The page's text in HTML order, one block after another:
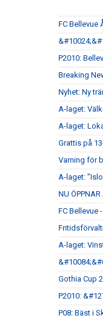
FC Bellevue
P2010:
Breaking
Nyhet: Ny
A-laget:
A-laget:
Grattis på
Varning för
A-laget:
NU
FC
A-laget:
Gothia Cup
P2010:
P08: Bäst i